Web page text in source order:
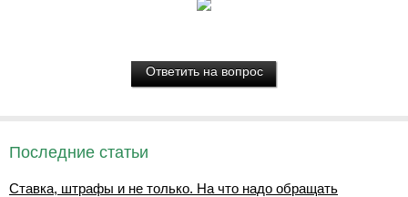
Последние статьи
Ставка, штрафы и не только. На что надо обращать